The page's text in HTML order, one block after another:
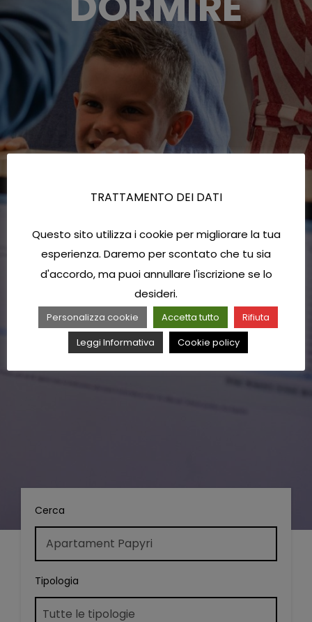
Cerca
Tipologia
TRATTAMENTO DEI DATI
Questo sito utilizza i cookie per migliorare la tua
esperienza. Daremo per scontato che tu sia
d'accordo, ma puoi annullare l'iscrizione se lo
desideri.
Personalizza cookie Accetta tutto
Rifiuta
Leggi Informativa
Cookie policy